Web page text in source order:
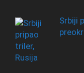
Srbiji